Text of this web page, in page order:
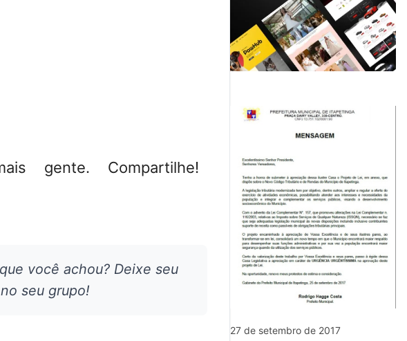
gente. Compartilhe!
você achou? Deixe seu
seu grupo!
27 de setembro de 2017